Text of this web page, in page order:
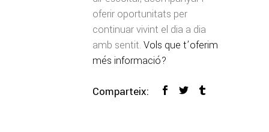
oferir oportunitats per
continuar vivint el dia a dia
amb sentit. Vols que t’oferim
més informació?
Comparteix: